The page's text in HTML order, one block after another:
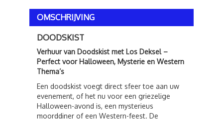
OMSCHRIJVING
DOODSKIST
Verhuur van Doodskist met Los Deksel –
Perfect voor Halloween, Mysterie en Western
Thema’s
Een doodskist voegt direct sfeer toe aan uw
evenement, of het nu voor een griezelige
Halloween-avond is, een mysterieus
moorddiner of een Western-feest. De